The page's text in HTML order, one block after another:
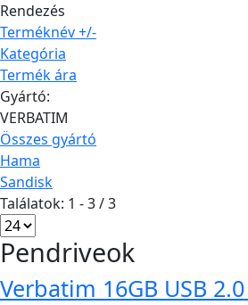
Rendezés
Terméknév +/-
Kategória
Termék ára
Gyártó:
VERBATIM
Összes gyártó
Hama
Sandisk
Találatok: 1 - 3 / 3
Pendriveok
Verbatim 16GB USB